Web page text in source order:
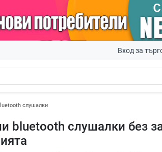
Вход за
слушалки
bluetooth слушалки без